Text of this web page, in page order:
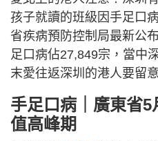
孩子就讀的班級因手足口
省疾病預防控制局最新公
足口病佔27,849宗，當中
末愛往返深圳的港人要留意
手足口病｜廣東省
值高峰期